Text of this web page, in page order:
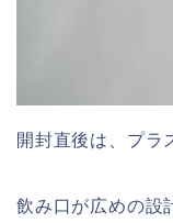
開封直後は、プラ
飲み口が広めの設